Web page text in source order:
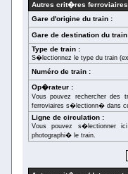
Autres crit�res ferroviaires
Gare d'origine du train :
Gare de destination du
Type de train :
S�lectionnez le type du train
Numéro de train :
Op�rateur :
Vous pouvez rechercher des
ferroviaires s�lectionn� dans
Ligne de circulation :
Vous pouvez
photographi� le train.